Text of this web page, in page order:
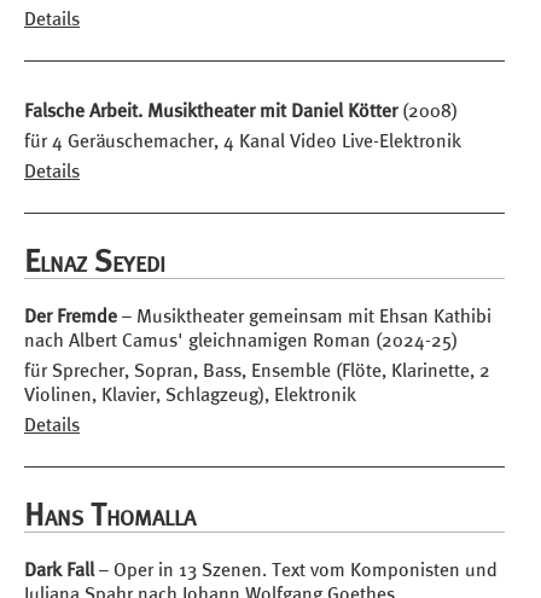
Details
Falsche Arbeit. Musiktheater mit Daniel Kötter(2008)
für 4 Geräuschemacher, 4 Kanal Video Live-Elektronik
Details
Elnaz Seyedi
Der Fremde – Musiktheater gemeinsam mit Ehsan Kathibi
nach Albert Camus' gleichnamigen Roman (2024-25)
für Sprecher, Sopran, Bass, Ensemble (Flöte, Klarinette, 2
Violinen, Klavier, Schlagzeug), Elektronik
Details
Hans Thomalla
Dark Fall – Oper in 13 Szenen. Text vom Komponisten und
Juliana Spahr nach Johann Wolfgang Goethes